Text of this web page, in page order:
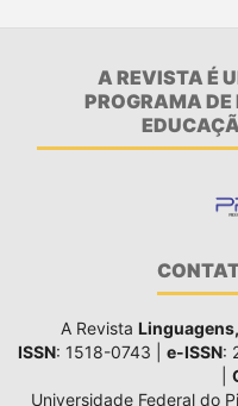
A REVISTA É
PROGRAMA
A Revista
ISSN: 1518-0743 | e-ISSN:
Universidade Federal do